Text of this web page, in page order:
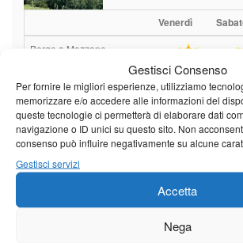
Gestisci Consenso
Per fornire le migliori esperienze, utilizziamo
memorizzare e/o accedere alle informazioni del
queste tecnologie ci permetterà di elaborare dati
navigazione o ID unici su questo sito. Non
consenso può influire negativamente su alcune
Gestisci servizi
Accetta
Nega
Venerdì
Borgo a Mozzano
21°C| 37°C 21°C
Barga
21°C|34°C 21°C|
21°C 34°C
Previsioni a cura di: